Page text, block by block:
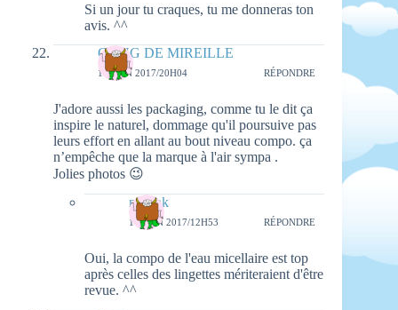
Si un jour tu craques, tu me donneras ton
avis. ^^
GANG DE MIREILLE
16 JUIN 2017/20H04 RÉPONDRE
J'adore aussi les packaging, comme tu le dit ça
inspire le naturel, dommage qu'il poursuive pas
leurs effort en allant au bout niveau compo. ça
n’empêche que la marque à l'air sympa .
Jolies photos 😉
natieak
18 JUIN 2017/12H53 RÉPONDRE
Oui, la compo de l'eau micellaire est top
après celles des lingettes mériteraient d'être
revue. ^^